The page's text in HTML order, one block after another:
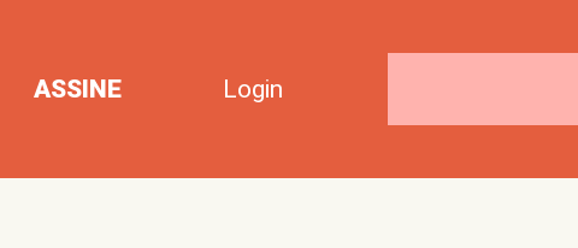
ASSINE Login